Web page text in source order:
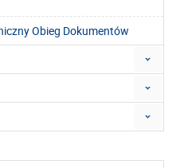
Obieg Dokumentów